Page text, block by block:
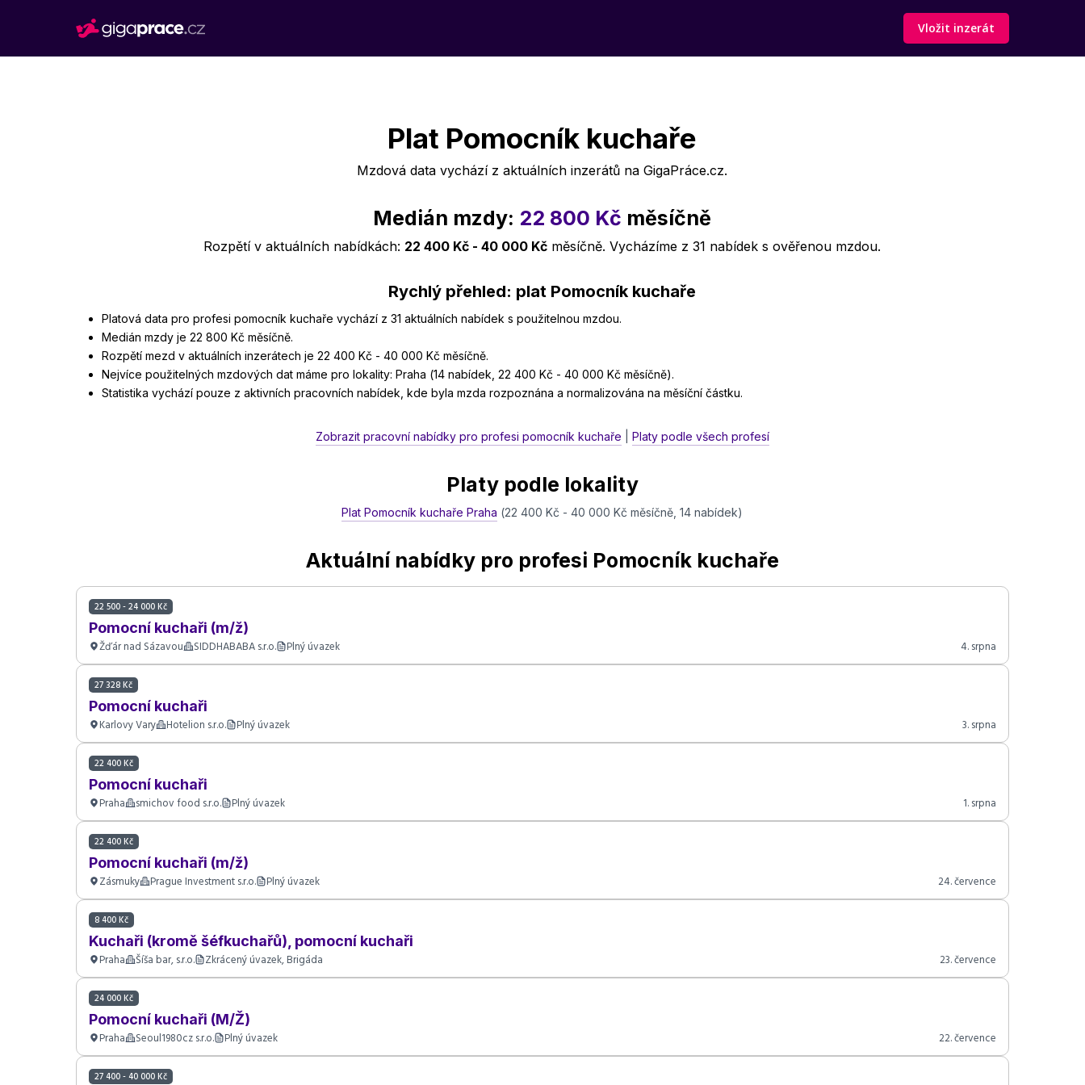
Vložit inzerát
Plat Pomocník kuchaře
Mzdová data vychází z aktuálních inzerátů na GigaPráce.cz.
Medián mzdy: 22 800 Kč měsíčně
Rozpětí v aktuálních nabídkách: 22 400 Kč - 40 000 Kč měsíčně. Vycházíme z 31 nabídek s ověřenou mzdou.
Rychlý přehled: plat Pomocník kuchaře
Platová data pro profesi pomocník kuchaře vychází z 31 aktuálních nabídek s použitelnou mzdou.
Medián mzdy je 22 800 Kč měsíčně.
Rozpětí mezd v aktuálních inzerátech je 22 400 Kč - 40 000 Kč měsíčně.
Nejvíce použitelných mzdových dat máme pro lokality: Praha (14 nabídek, 22 400 Kč - 40 000 Kč měsíčně).
Statistika vychází pouze z aktivních pracovních nabídek, kde byla mzda rozpoznána a normalizována na měsíční částku.
Zobrazit pracovní nabídky pro profesi pomocník kuchaře Platy podle všech profesí
Platy podle lokality
Plat Pomocník kuchaře Praha (22 400 Kč - 40 000 Kč měsíčně, 14 nabídek)
Aktuální nabídky pro profesi Pomocník kuchaře
22 500 - 24 000 Kč
Pomocní kuchaři (m/ž)
Žďár nad Sázavou SIDDHABABA s.r.o. Plný úvazek 4. srpna
27 328 Kč
Pomocní kuchaři
Karlovy Vary Hotelion s.r.o. Plný úvazek 3. srpna
22 400 Kč
Pomocní kuchaři
Praha smichov food s.r.o. Plný úvazek 1. srpna
22 400 Kč
Pomocní kuchaři (m/ž)
Zásmuky Prague Investment s.r.o. Plný úvazek 24. července
8 400 Kč
Kuchaři (kromě šéfkuchařů), pomocní kuchaři
Praha Šíša bar, s.r.o. Zkrácený úvazek, Brigáda 23. července
24 000 Kč
Pomocní kuchaři (M/Ž)
Praha Seoul1980cz s.r.o. Plný úvazek 22. července
27 400 - 40 000 Kč